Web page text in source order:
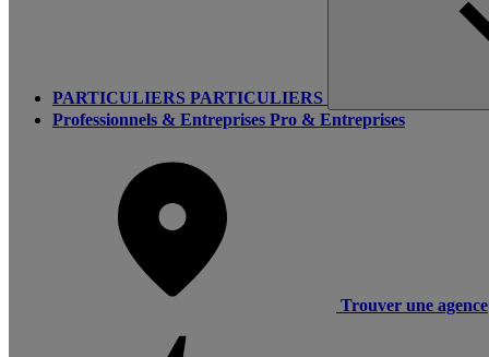
PARTICULIERS PARTICULIERS
Professionnels & Entreprises Pro & Entreprises
Trouver une agence